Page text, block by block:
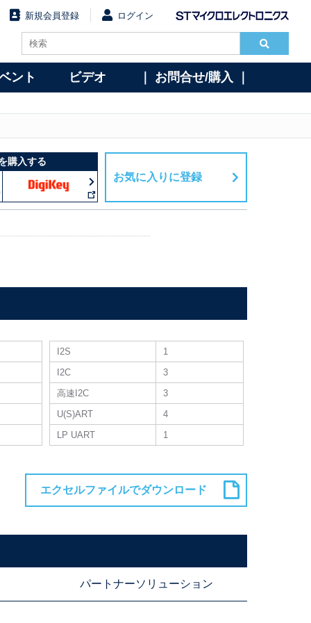
新規会員登録 ログイン
ント ビデオ ｜ お問合せ/購入 ｜
購入する
お気に入りに登録
I2S
1
I2C
3
高速I2C
3
U(S)ART
4
LP UART
1
パートナーソリューション